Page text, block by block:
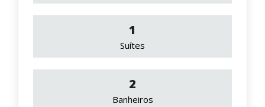
1
Suítes
2
Banheiros